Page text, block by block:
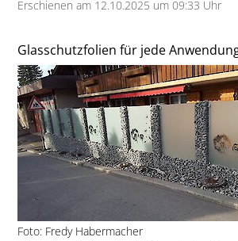
Erschienen am 12.10.2025 um 09:33 Uhr
Glasschutzfolien für jede
Foto: Fredy Habermacher